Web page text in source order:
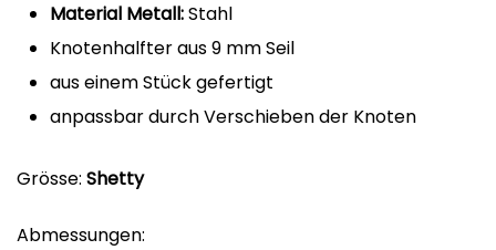
Material Metall:Stahl
Knotenhalfter aus 9 mm Seil
aus einem Stück gefertigt
anpassbar durch Verschieben der Knoten
Grösse: Shetty
Abmessungen: